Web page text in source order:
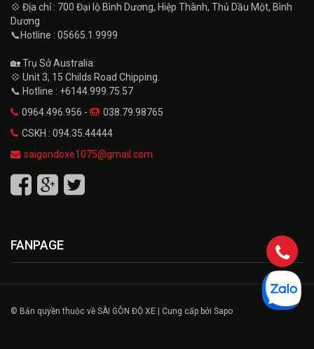
💠 Địa chỉ : 700 Đại lộ Bình Dương, Hiệp Thành, Thủ Dầu Một, Bình
Dương
📞Hotline : 05665.1.9999
🏡 Trụ Sở Australia:
💠 Unit 3, 15 Childs Road Chipping.
📞 Hotline : +6144.999.75.57
0964.496.956 -
038.79.98765
CSKH : 094.35.44444
saigondoxe1075@gmail.com
FANPAGE
© Bản quyền thuộc về SÀI GÒN ĐỘ XE | Cung cấp bởi Sapo